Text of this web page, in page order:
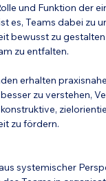
und Funktion der
es, Teams dabei zu
bewusst zu
zu entfalten.
erhalten
zu verstehen,
zu fördern.
systemischer